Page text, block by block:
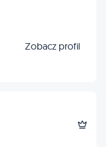
Zobacz profil